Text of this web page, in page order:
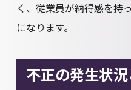
く、従業員が納得感を持
になります。
不正の発生状